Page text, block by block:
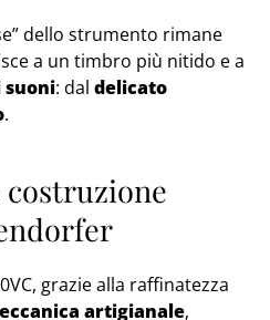
dello strumento rimane
a un timbro più nitido e a
suoni: dal delicato
.
grazie alla raffinatezza
artigianale,